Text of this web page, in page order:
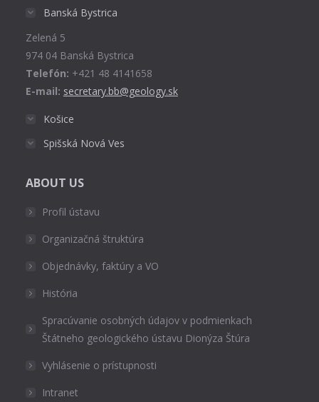
window
Banská Bystrica
Zelená 5
974 04 Banská Bystrica
Telefón: +421 48 4141658
E-mail: secretary.bb@geology.sk
Košice
Spišská Nová Ves
ABOUT US
Profil ústavu
Organizačná štruktúra
Objednávky, faktúry a VO
História
Spracúvanie osobných údajov v podmienkach
Štátneho geologického ústavu Dionýza Štúra
Vyhlásenie o prístupnosti
Intranet